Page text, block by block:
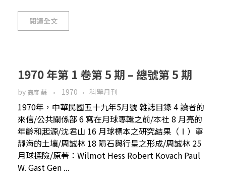
閱讀全文
1970 年第 1 卷第 5 期 – 總號第 5 期
by 裔彥 蘇 1970 科學月刊
1970年，中華民國五十九年5月號 雜誌目錄 4 讀者的
來信/公共關係部 6 寫在月球專輯之前/本社 8 月亮的
年齡和起源/沈君山 16 月球標本之研究結果（Ⅰ）寧
靜海的土壤/周誠林 18 隕石與行星之形成/周誠林 25
月球探險/原著：Wilmot Hess Robert Kovach Paul
W. Gast Gen ...